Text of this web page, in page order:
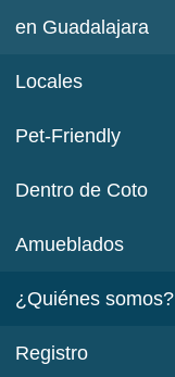
en Guadalajara
Locales
Pet-Friendly
Dentro de Coto
Amueblados
¿Quiénes somos?
Registro